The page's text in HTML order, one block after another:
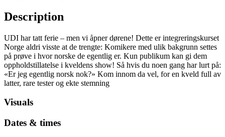
Description
UDI har tatt ferie – men vi åpner dørene! Dette er integreringskurset
Norge aldri visste at de trengte: Komikere med ulik bakgrunn settes
på prøve i hvor norske de egentlig er. Kun publikum kan gi dem
oppholdstillatelse i kveldens show! Så hvis du noen gang har lurt på:
«Er jeg egentlig norsk nok?» Kom innom da vel, for en kveld full av
latter, rare tester og ekte stemning
Visuals
Dates & times